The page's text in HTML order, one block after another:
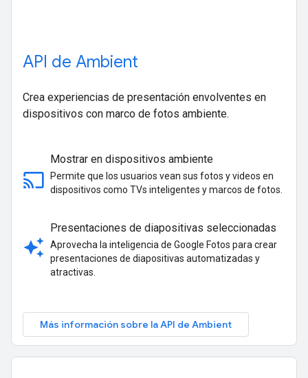
API de Ambient
Crea experiencias de presentación envolventes en
dispositivos con marco de fotos ambiente.
cast
Mostrar en dispositivos ambiente
Permite que los usuarios vean sus fotos y videos en
dispositivos como TVs inteligentes y marcos de fotos.
auto_awesome
Presentaciones de diapositivas seleccionadas
Aprovecha la inteligencia de Google Fotos para crear
presentaciones de diapositivas automatizadas y
atractivas.
Más información sobre la API de Ambient